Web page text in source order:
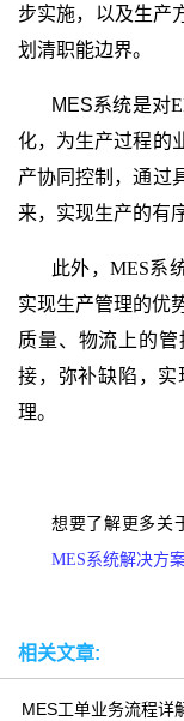
步实施，以及生产
划清职能边界。
MES系统是对
化，为生产过程的
产协同控制，通过
来，实现生产的有
此外， MES系
实现生产管理的优
质量、物流上的
接，弥补缺陷，
理。
想要了解更多关
MES系统解决方
相关文章:
MES工单业务流程详